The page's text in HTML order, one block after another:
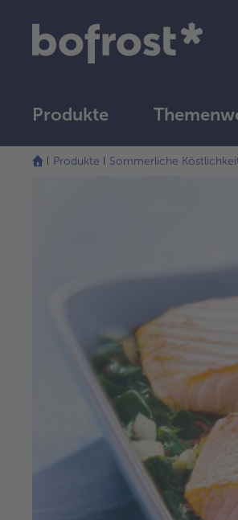
Produkte
Produkte Sommerliche